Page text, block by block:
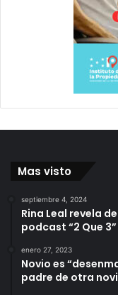
Mas visto
septiembre 4, 2024
Rina Leal revela
podcast “2 Que 3”
enero 27, 2023
Novio es
padre de otra